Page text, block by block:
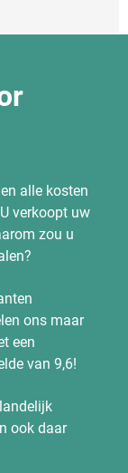
alle kosten
verkoopt uw
zou u
ons maar
een
van 9,6!
ook daar